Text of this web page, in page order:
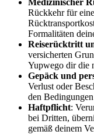
Medizinischer
Rückkehr für
Formalitäten
Reiserücktritt
versicherten
Yupwego dir die
Gepäck und
Verlust oder
den
Haftpflicht:
bei Dritten,
gemäß deinem